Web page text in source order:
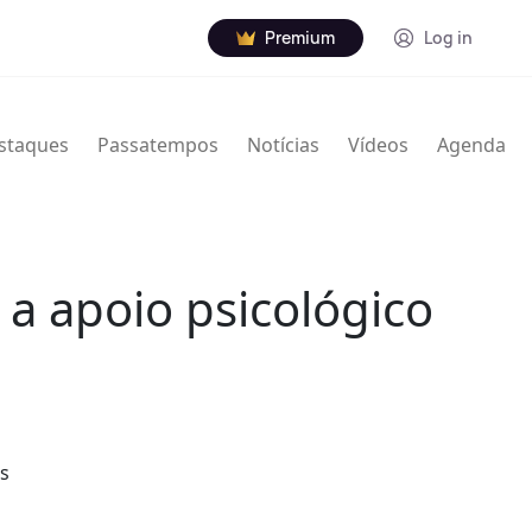
Premium Log in
Passatempos Notícias Vídeos Agenda
apoio psicológico